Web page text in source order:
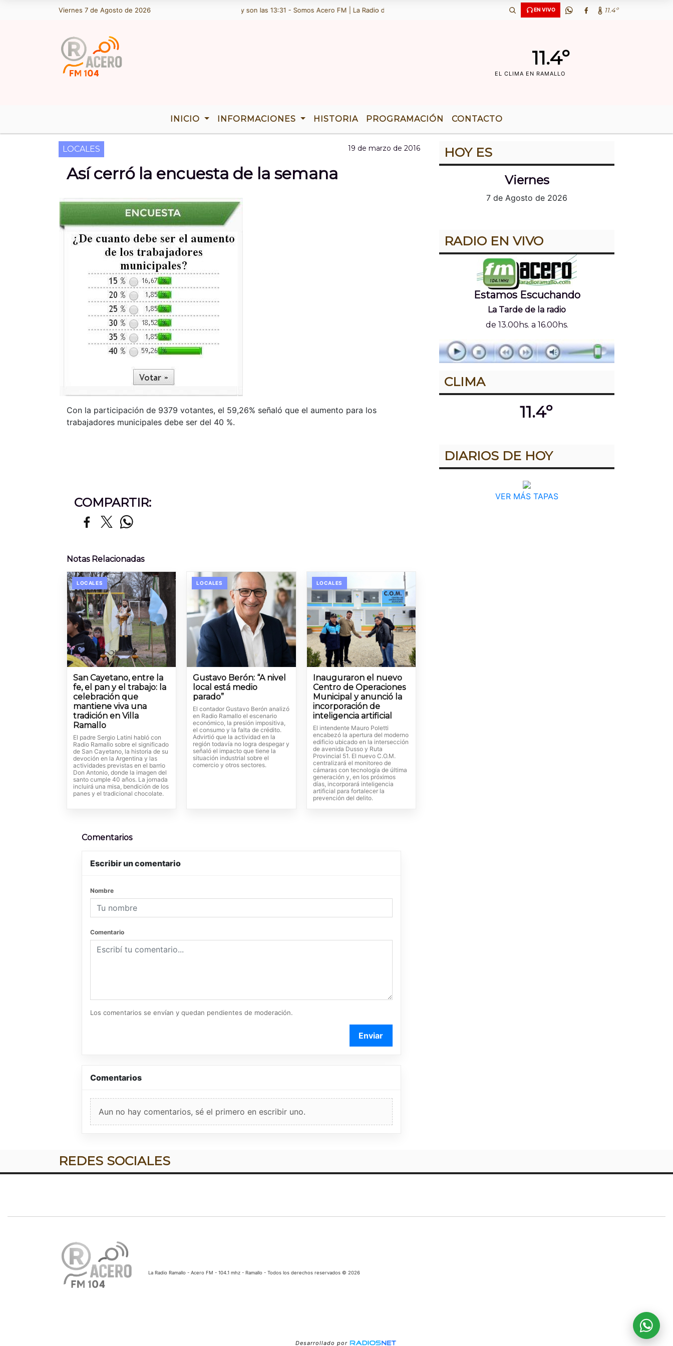
Viernes 7 de Agosto de 2026Hoy es Viernes 7 de Agosto de 2026 y son las 13:31 - Somos Acero FM | La Radio de Ramallo | TENEMOS 36 AÃ‘OS DE RADIO | EN VIVO 11.4º
11.4º
EL CLIMA EN RAMALLO
INICIO INFORMACIONES HISTORIA PROGRAMACIÓN CONTACTO
LOCALES 19 de marzo de 2016
Así cerró la encuesta de la semana
Con la participación de 9379 votantes, el 59,26% señaló que el aumento para los
trabajadores municipales debe ser del 40 %.
COMPARTIR:
Notas Relacionadas
LOCALES
San Cayetano, entre la
fe, el pan y el trabajo: la
celebración que
mantiene viva una
tradición en Villa
Ramallo
El padre Sergio Latini habló con
Radio Ramallo sobre el significado
de San Cayetano, la historia de su
devoción en la Argentina y las
actividades previstas en el barrio
Don Antonio, donde la imagen del
santo cumple 40 años. La jornada
incluirá una misa, bendición de los
panes y el tradicional chocolate.
LOCALES
Gustavo Berón: “A nivel
local está medio
parado”
El contador Gustavo Berón analizó
en Radio Ramallo el escenario
económico, la presión impositiva,
el consumo y la falta de crédito.
Advirtió que la actividad en la
región todavía no logra despegar y
señaló el impacto que tiene la
situación industrial sobre el
comercio y otros sectores.
LOCALES
Inauguraron el nuevo
Centro de Operaciones
Municipal y anunció la
incorporación de
inteligencia artificial
El intendente Mauro Poletti
encabezó la apertura del moderno
edificio ubicado en la intersección
de avenida Dusso y Ruta
Provincial 51. El nuevo C.O.M.
centralizará el monitoreo de
cámaras con tecnología de última
generación y, en los próximos
días, incorporará inteligencia
artificial para fortalecer la
prevención del delito.
Comentarios
Escribir un comentario
Nombre
Comentario
Los comentarios se envían y quedan pendientes de moderación.
Enviar
Comentarios
Aun no hay comentarios, sé el primero en escribir uno.
HOY ES
Viernes
7 de Agosto de 2026
RADIO EN VIVO
Estamos Escuchando
La Tarde de la radio
de 13.00hs. a 16.00hs.
CLIMA
11.4º
DIARIOS DE HOY
VER MÁS TAPAS
REDES SOCIALES
La Radio Ramallo - Acero FM - 104.1 mhz - Ramallo - Todos los derechos reservados © 2026
Desarrollado por